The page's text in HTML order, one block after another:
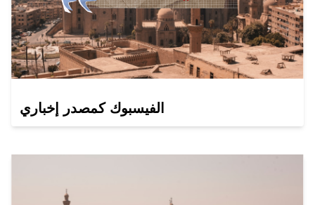
الفيسبوك كمصدر إخباري